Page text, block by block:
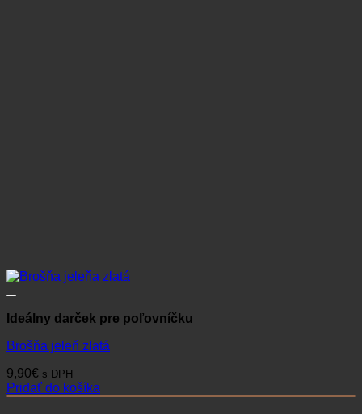
Ideálny darček pre poľovníčku
Brošňa jeleň zlatá
9,90€ s DPH
Pridať do košíka